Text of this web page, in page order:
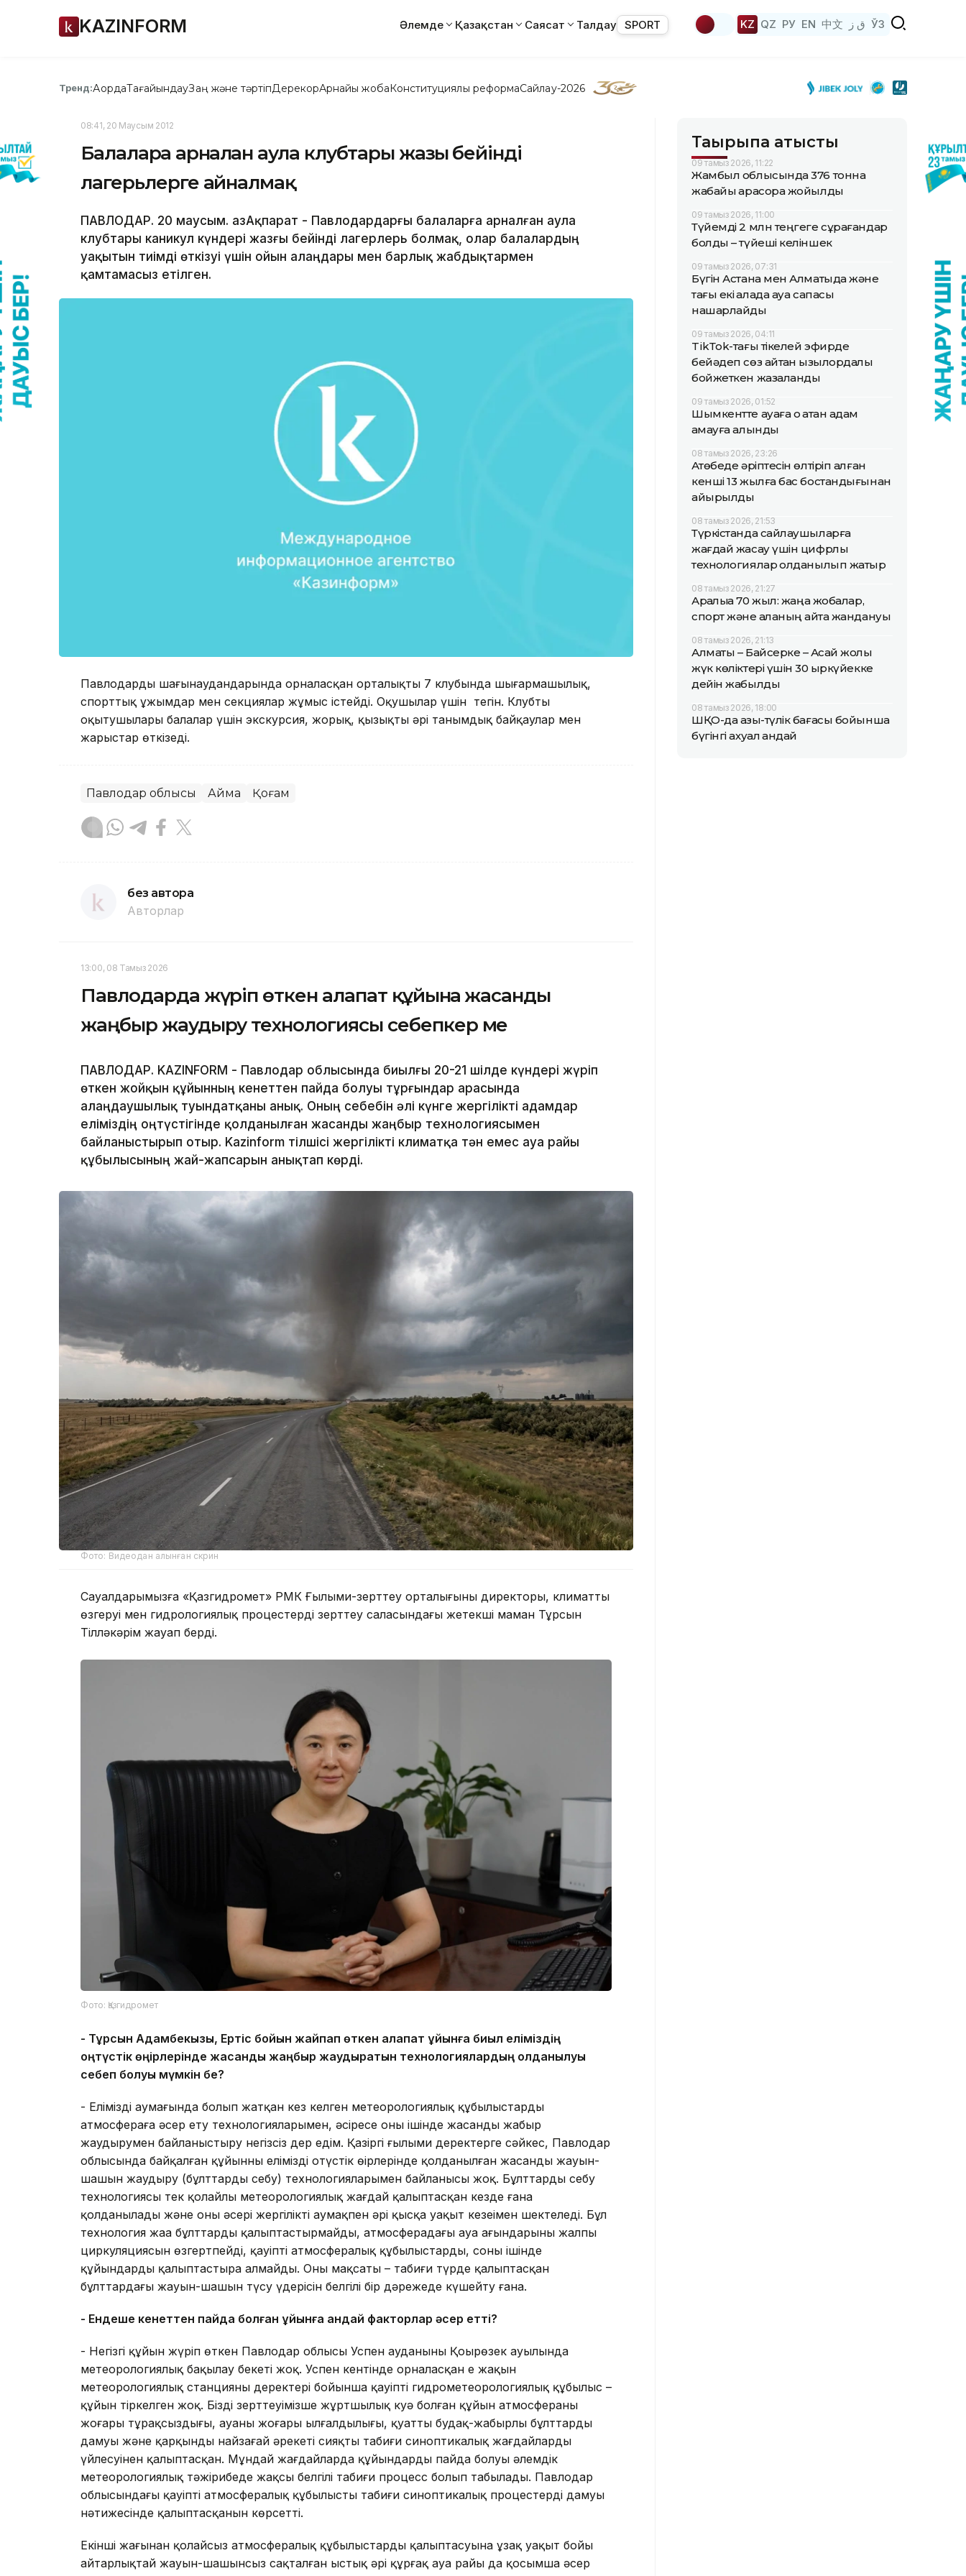
KAZINFORM Әлемде Қазақстан Саясат Талдау SPORT KZ QZ РУ EN 中文 ق ز ЎЗ
Тренд:АқордаТағайындауЗаң және тәртіпДерекқорАрнайы жобаКонституциялық реформаСайлау-2026
08:41, 20 Маусым 2012
Балаларға арналған аула клубтары жазғы бейінді
лагерьлерге айналмақ
ПАВЛОДАР. 20 маусым. ҚазАқпарат - Павлодардарғы балаларға арналған аула
клубтары каникул күндері жазғы бейінді лагерлерь болмақ, олар балалардың
уақытын тиімді өткізуі үшін ойын алаңдары мен барлық жабдықтармен
қамтамасыз етілген.
Павлодардың шағынаудандарында орналасқан орталықтың 7 клубында шығармашылық,
спорттық ұжымдар мен секциялар жұмыс істейді. Оқушылар үшін тегін. Клубтың
оқытушылары балалар үшін экскурсия, жорық, қызықты әрі танымдық байқаулар мен
жарыстар өткізеді.
Павлодар облысы Аймақ Қоғам
без автора
Авторлар
13:00, 08 Тамыз 2026
Павлодарда жүріп өткен алапат құйынға жасанды
жаңбыр жаудыру технологиясы себепкер ме
ПАВЛОДАР. KAZINFORM - Павлодар облысында биылғы 20-21 шілде күндері жүріп
өткен жойқын құйынның кенеттен пайда болуы тұрғындар арасында
алаңдаушылық туындатқаны анық. Оның себебін әлі күнге жергілікті адамдар
еліміздің оңтүстігінде қолданылған жасанды жаңбыр технологиясымен
байланыстырып отыр. Kazinform тілшісі жергілікті климатқа тән емес ауа райы
құбылысының жай-жапсарын анықтап көрді.
Фото: Видеодан алынған скрин
Сауалдарымызға «Қазгидромет» РМК Ғылыми-зерттеу орталығының директоры, климаттың
өзгеруі мен гидрологиялық процестерді зерттеу саласындағы жетекші маман Тұрсын
Тілләкәрім жауап берді.
Фото: Қазгидромет
- Тұрсын Адамбекқызы, Ертіс бойын жайпап өткен алапат құйынға биыл еліміздің
оңтүстік өңірлерінде жасанды жаңбыр жаудыратын технологиялардың қолданылуы
себеп болуы мүмкін бе?
- Еліміздің аумағында болып жатқан кез келген метеорологиялық құбылыстарды
атмосфераға әсер ету технологияларымен, әсіресе оның ішінде жасанды жаңбыр
жаудырумен байланыстыру негізсіз дер едім. Қазіргі ғылыми деректерге сәйкес, Павлодар
облысында байқалған құйынның еліміздің оңтүстік өңірлерінде қолданылған жасанды жауын-
шашын жаудыру (бұлттарды себу) технологияларымен байланысы жоқ. Бұлттарды себу
технологиясы тек қолайлы метеорологиялық жағдай қалыптасқан кезде ғана
қолданылады және оның әсері жергілікті аумақпен әрі қысқа уақыт кезеңімен шектеледі. Бұл
технология жаңа бұлттарды қалыптастырмайды, атмосферадағы ауа ағындарының жалпы
циркуляциясын өзгертпейді, қауіпті атмосфералық құбылыстарды, соның ішінде
құйындарды қалыптастыра алмайды. Оның мақсаты – табиғи түрде қалыптасқан
бұлттардағы жауын-шашын түсу үдерісін белгілі бір дәрежеде күшейту ғана.
- Ендеше кенеттен пайда болған құйынға қандай факторлар әсер етті?
- Негізгі құйын жүріп өткен Павлодар облысы Успен ауданының Қоңырөзек ауылында
метеорологиялық бақылау бекеті жоқ. Успен кентінде орналасқан ең жақын
метеорологиялық станцияның деректері бойынша қауіпті гидрометеорологиялық құбылыс –
құйын тіркелген жоқ. Біздің зерттеуімізше жұртшылық куә болған құйын атмосфераның
жоғары тұрақсыздығы, ауаның жоғары ылғалдылығы, қуатты будақ-жаңбырлы бұлттардың
дамуы және қарқынды найзағай әрекеті сияқты табиғи синоптикалық жағдайлардың
үйлесуінен қалыптасқан. Мұндай жағдайларда құйындардың пайда болуы әлемдік
метеорологиялық тәжірибеде жақсы белгілі табиғи процесс болып табылады. Павлодар
облысындағы қауіпті атмосфералық құбылыстың табиғи синоптикалық процестердің дамуы
нәтижесінде қалыптасқанын көрсетті.
Екінші жағынан қолайсыз атмосфералық құбылыстардың қалыптасуына ұзақ уақыт бойы
айтарлықтай жауын-шашынсыз сақталған ыстық әрі құрғақ ауа райы да қосымша әсер
Тақырыпқа қатысты
09 тамыз 2026, 11:22
Жамбыл облысында 376 тонна
жабайы қарасора жойылды
09 тамыз 2026, 11:00
Түйемді 2 млн теңгеге сұрағандар
болды – түйеші келіншек
09 тамыз 2026, 07:31
Бүгін Астана мен Алматыда және
тағы екі қалада ауа сапасы
нашарлайды
09 тамыз 2026, 04:11
TikТok-тағы тікелей эфирде
бейәдеп сөз айтқан қызылордалық
бойжеткен жазаланды
09 тамыз 2026, 01:52
Шымкентте ауаға оқ атқан адам
қамауға алынды
08 тамыз 2026, 23:26
Ақтөбеде әріптесін өлтіріп алған
кенші 13 жылға бас бостандығынан
айырылды
08 тамыз 2026, 21:53
Түркістанда сайлаушыларға
жағдай жасау үшін цифрлық
технологиялар қолданылып жатыр
08 тамыз 2026, 21:27
Арқалыққа 70 жыл: жаңа жобалар,
спорт және қаланың қайта жандануы
08 тамыз 2026, 21:13
Алматы – Байсерке – Ақсай жолы
жүк көліктері үшін 30 қыркүйекке
дейін жабылды
08 тамыз 2026, 18:00
ШҚО-да азық-түлік бағасы бойынша
бүгінгі ахуал қандай